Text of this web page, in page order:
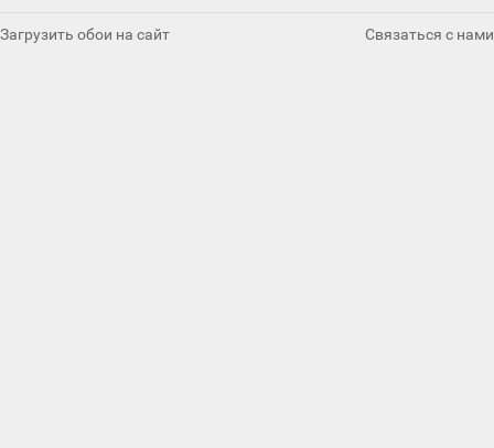
Загрузить обои на сайт Связаться с нами